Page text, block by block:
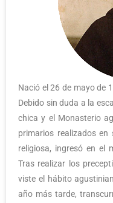
Nació el 26 de mayo de
Debido sin duda a la
chica y el Monasterio
primarios realizados en
religiosa, ingresó en el
Tras realizar los
viste el hábito
año más tarde,